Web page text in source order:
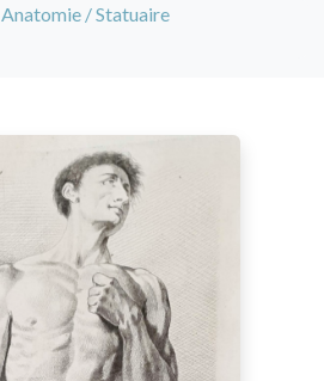
Anatomie / Statuaire